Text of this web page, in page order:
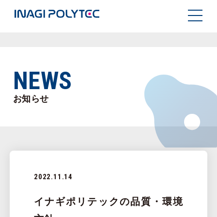
NEWS
お知らせ
2022.11.14
イナギポリテックの品質・環境